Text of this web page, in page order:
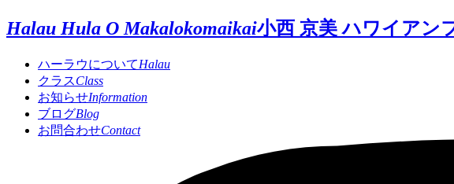
Halau Hula O Makalokomaikai小西 京美 ハワイアン
ハーラウについてHalau
クラスClass
お知らせInformation
ブログBlog
お問合わせContact